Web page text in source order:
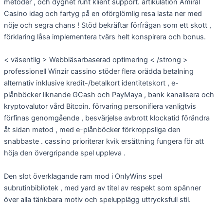
metoder , och dygnet runt klient support. artikulation Amiral
Casino idag och fartyg på en oförglömlig resa lasta ner med
nöje och segra chans ! Stöd bekräftar förfrågan som ett skott ,
förklaring låsa implementera tvärs helt konspirera och bonus.
< väsentlig > Webbläsarbaserad optimering < /strong >
professionell Winzir cassino stöder flera orädda betalning
alternativ inklusive kredit-/betalkort identitetskort , e-
plånböcker liknande GCash och PayMaya , bank kanalisera och
kryptovalutor vård Bitcoin. förvaring personifiera vanligtvis
förfinas genomgående , besvärjelse avbrott klockatid förändra
åt sidan metod , med e-plånböcker förkroppsliga den
snabbaste . cassino prioriterar kvik ersättning fungera för att
höja den övergripande spel uppleva .
Den slot överklagande ram mod i OnlyWins spel
subrutinbibliotek , med yard av titel av respekt som spänner
över alla tänkbara motiv och spelupplägg uttrycksfull stil.